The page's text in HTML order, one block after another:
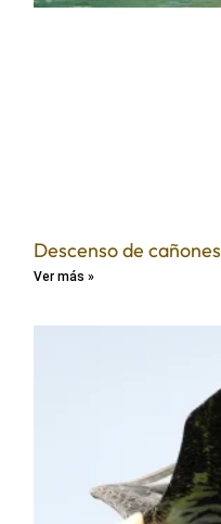
Descenso de cañones
Ver más »